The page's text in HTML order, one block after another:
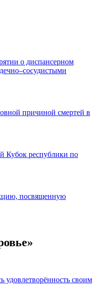
о диспансерном
причиной смертей в
Кубок республики по
посвященную
своим